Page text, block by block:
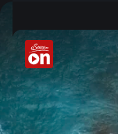
Das